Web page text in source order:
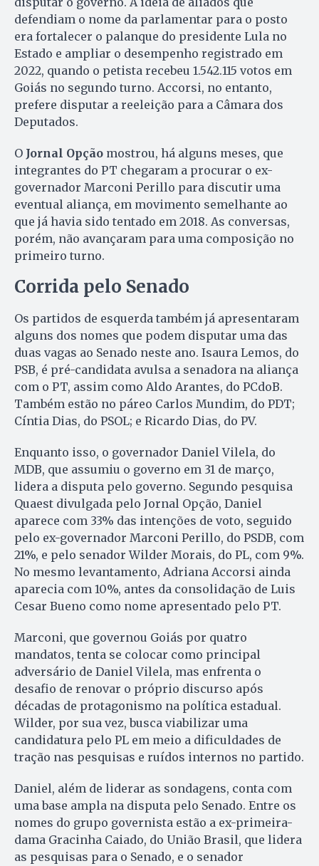
defendiam o nome da parlamentar para o posto
era fortalecer o palanque do presidente Lula no
Estado e ampliar o desempenho registrado em
2022, quando o petista recebeu 1.542.115 votos em
Goiás no segundo turno. Accorsi, no entanto,
prefere disputar a reeleição para a Câmara dos
Deputados.
O Jornal Opção mostrou, há alguns meses, que
integrantes do PT chegaram a procurar o ex-
governador Marconi Perillo para discutir uma
eventual aliança, em movimento semelhante ao
que já havia sido tentado em 2018. As conversas,
porém, não avançaram para uma composição no
primeiro turno.
Corrida pelo Senado
Os partidos de esquerda também já apresentaram
alguns dos nomes que podem disputar uma das
duas vagas ao Senado neste ano. Isaura Lemos, do
PSB, é pré-candidata avulsa a senadora na aliança
com o PT, assim como Aldo Arantes, do PCdoB.
Também estão no páreo Carlos Mundim, do PDT;
Cíntia Dias, do PSOL; e Ricardo Dias, do PV.
Enquanto isso, o governador Daniel Vilela, do
MDB, que assumiu o governo em 31 de março,
lidera a disputa pelo governo. Segundo pesquisa
Quaest divulgada pelo Jornal Opção, Daniel
aparece com 33% das intenções de voto, seguido
pelo ex-governador Marconi Perillo, do PSDB, com
21%, e pelo senador Wilder Morais, do PL, com 9%.
No mesmo levantamento, Adriana Accorsi ainda
aparecia com 10%, antes da consolidação de Luis
Cesar Bueno como nome apresentado pelo PT.
Marconi, que governou Goiás por quatro
mandatos, tenta se colocar como principal
adversário de Daniel Vilela, mas enfrenta o
desafio de renovar o próprio discurso após
décadas de protagonismo na política estadual.
Wilder, por sua vez, busca viabilizar uma
candidatura pelo PL em meio a dificuldades de
tração nas pesquisas e ruídos internos no partido.
Daniel, além de liderar as sondagens, conta com
uma base ampla na disputa pelo Senado. Entre os
nomes do grupo governista estão a ex-primeira-
dama Gracinha Caiado, do União Brasil, que lidera
as pesquisas para o Senado, e o senador